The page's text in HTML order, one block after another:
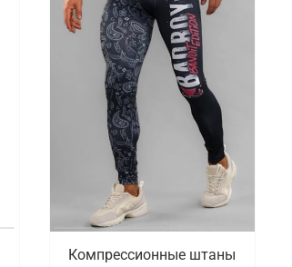
Компрессионные штаны